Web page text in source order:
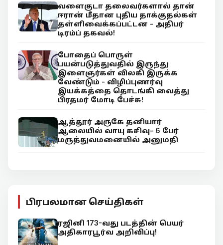
வளைகுடா தலைவர்களால் தான்
ஈரான் மீதான புதிய தாக்குதல்கள்
தள்ளிவைக்கப்பட்டன - அதிபர்
டிரம்ப் தகவல்!
போதைப் பொருள்
பயன்படுத்துவதில் இருந்து
இளைஞர்கள் விலகி இருக்க
வேண்டும் - விழிப்புணர்வு
இயக்கத்தை தொடங்கி வைத்து
பிரதமர் மோடி பேச்சு!
ஆத்தூர் அருகே தனியார்
ஆலையில் வாயு கசிவு- 6 பேர்
மருத்துவமனையில் அனுமதி
பிரபலமான செய்திகள்
ரஜினி 173-வது படத்தின் பெயர்
அதிகாரபூர்வ அறிவிப்பு!